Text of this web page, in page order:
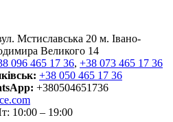
Мстиславська 20 м. Івано-
Великого 14
096 465 17 36, +38 073 465 17 36
+38 050 465 17 36
+380504651736
10:00 – 19:00